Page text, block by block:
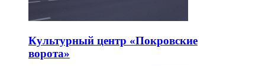
Культурный центр «Покровские
ворота»